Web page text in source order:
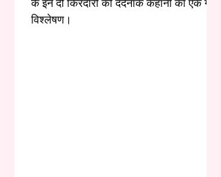
के इन दो किरदारों की दर्दनाक कहानी का एक गहरा
विश्लेषण।